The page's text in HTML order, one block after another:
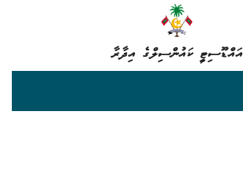
އައްޑޫސިޓީ ކައުންސިލްގެ އިދާރާ